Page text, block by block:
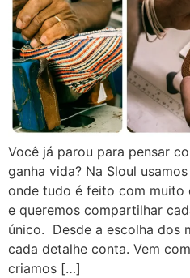
Você já parou para pensar
ganha vida? Na Sloul
onde tudo é feito com muito
e queremos compartilhar
único. Desde a escolha dos
cada detalhe conta. Vem
criamos […]